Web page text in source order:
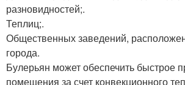
разновидностей;.
Теплиц;.
Общественных заведений,
города.
Булерьян может обеспечить быстрое
помещения за счет конвекционного